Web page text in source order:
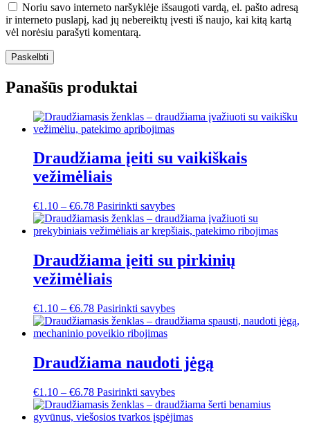
Noriu savo interneto naršyklėje išsaugoti vardą, el. pašto adresą
ir interneto puslapį, kad jų nebereiktų įvesti iš naujo, kai kitą kartą
vėl norėsiu parašyti komentarą.
Panašūs produktai
Draudžiama įeiti su vaikiškais
vežimėliais
€1.10 – €6.78 Pasirinkti savybesThis
product
has
variants.
The
be
chosen
on
product
page
Draudžiama įeiti su pirkinių
vežimėliais
€1.10 – €6.78 Pasirinkti savybesThis
product
variants.
The
may
be
chosen
Draudžiama naudoti jėgą
€1.10 – €6.78 Pasirinkti savybesThis
product
has